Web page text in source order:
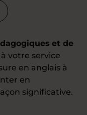
et de
votre service
en anglais à
en
significative.